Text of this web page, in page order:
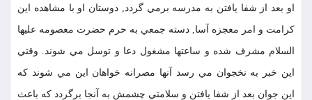
او بعد از شفا يافتن به مدرسه برمي گردد, دوستان او با مشاهده اين
كرامت و امر معجزه آسا, دسته جمعي به حرم حضرت معصومه عليها
السلام مشرف شده و ساعتها مشغول دعا و توسل مي شوند. وقتي
اين خبر به نخجوان مي رسد آنها مصرانه خواهان اين مي شوند كه
اين جوان بعد از شفا يافتن و سلامتي چشمش به آنجا برگردد كه باعث